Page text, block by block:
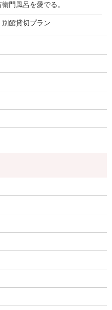
門風呂を愛でる。
館貸切プラン